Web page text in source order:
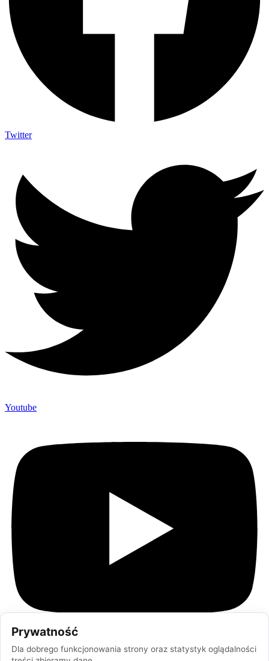
Twitter
Youtube
Prywatność
Dla dobrego funkcjonowania strony oraz statystyk oglądalności